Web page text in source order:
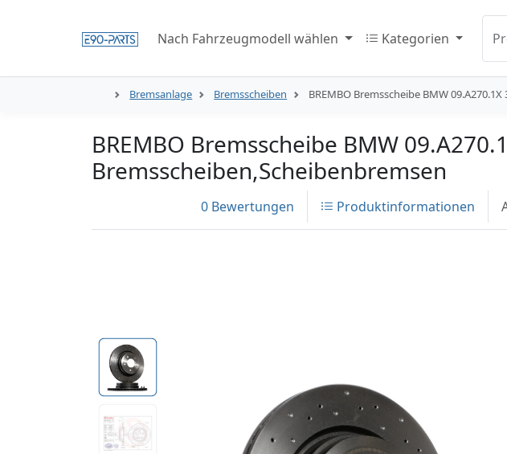
Nach Fahrzeugmodell wählen Kategorien
Bremsanlage Bremsscheiben BREMBO Bremsscheibe BMW
BREMBO Bremsscheibe BMW
Bremsscheiben,Scheibenbremsen
0 Bewertungen Produktinformationen